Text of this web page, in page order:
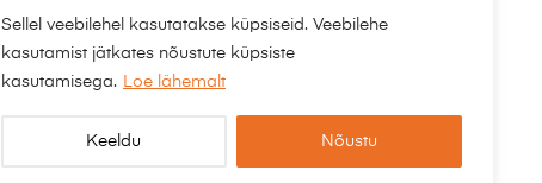
Sellel veebilehel kasutatakse küpsiseid. Veebilehe
kasutamist jätkates nõustute küpsiste
kasutamisega. Loe lähemalt
Keeldu Nõustu